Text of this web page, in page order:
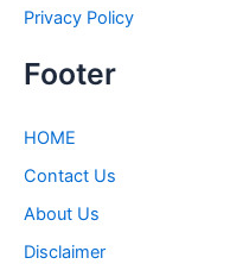
Privacy Policy
Footer
HOME
Contact Us
About Us
Disclaimer